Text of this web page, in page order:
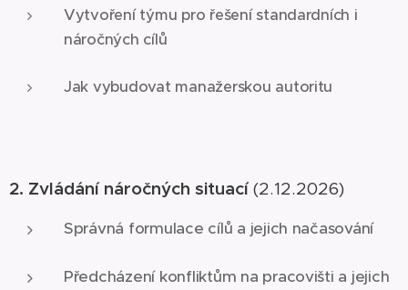
Vytvoření týmu pro řešení standardních i
náročných cílů
Jak vybudovat manažerskou autoritu
2. Zvládání náročných situací(2.12.2026)
Správná formulace cílů a jejich načasování
Předcházení konfliktům na pracovišti a jejich